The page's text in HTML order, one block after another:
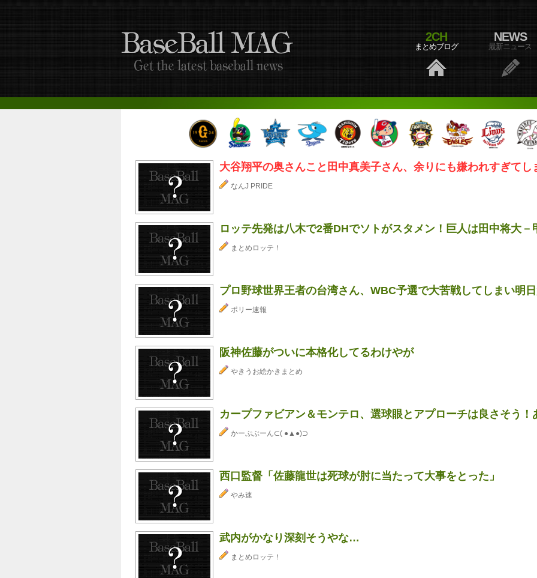
2CH
まとめブログ
NEWS
最新ニュース
大谷翔平の奥さんこと田中真美子さん、余りにも嫌われすぎてし
なんJ PRIDE
ロッテ先発は八木で2番DHでソトがスタメン！巨人は田中将大－
まとめロッテ！
プロ野球世界王者の台湾さん、WBC予選で大苦戦してしまい明
ポリー速報
阪神佐藤がついに本格化してるわけやが
やきうお絵かきまとめ
カープファビアン＆モンテロ、選球眼とアプローチは良さそう
かーぷぶーん⊂( ●▲●)⊃
西口監督「佐藤龍世は死球が肘に当たって大事をとった」
やみ速
武内がかなり深刻そうやな…
まとめロッテ！